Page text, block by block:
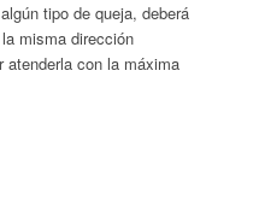
tipo de queja, deberá
misma dirección
atenderla con la máxima